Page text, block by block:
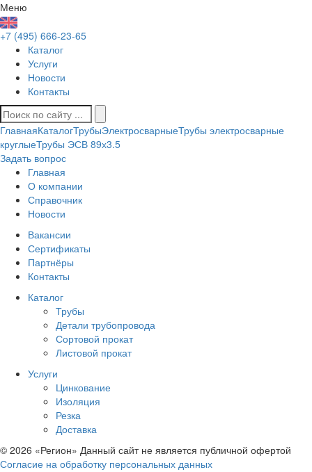
Меню
+7 (495) 666-23-65
Каталог
Услуги
Новости
Контакты
ГлавнаяКаталогТрубыЭлектросварныеТрубы электросварные
круглыеТрубы ЭСВ 89х3.5
Задать вопрос
Главная
О компании
Справочник
Новости
Вакансии
Сертификаты
Партнёры
Контакты
Каталог
Трубы
Детали трубопровода
Сортовой прокат
Листовой прокат
Услуги
Цинкование
Изоляция
Резка
Доставка
© 2026 «Регион» Данный сайт не является публичной офертой
Согласие на обработку персональных данных